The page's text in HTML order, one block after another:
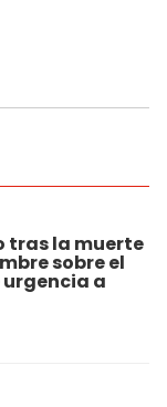
tras la muerte
sobre el
a